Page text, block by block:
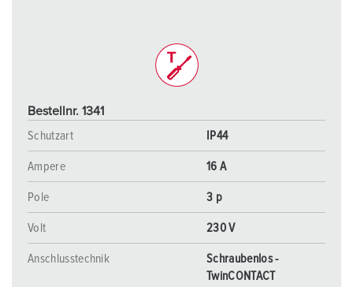
Bestellnr. 1341
Schutzart
IP44
Ampere 16 A
Pole 3 p
Volt 230 V
Anschlusstechnik
Schraubenlos -
TwinCONTACT